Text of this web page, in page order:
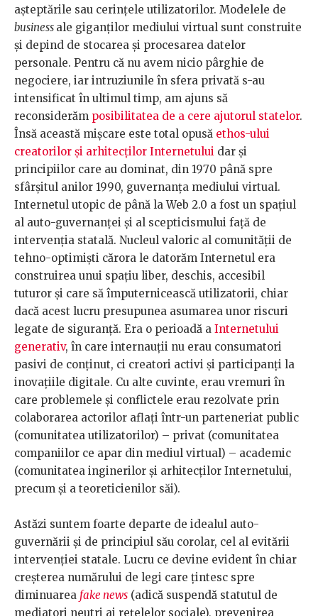
așteptările sau cerințele utilizatorilor. Modelele de
business ale giganților mediului virtual sunt construite
și depind de stocarea și procesarea datelor
personale. Pentru că nu avem nicio pârghie de
negociere, iar intruziunile în sfera privată s-au
intensificat în ultimul timp, am ajuns să
reconsiderăm posibilitatea de a cere ajutorul statelor.
Însă această mișcare este total opusă ethos-ului
creatorilor și arhitecților Internetului dar și
principiilor care au dominat, din 1970 până spre
sfârșitul anilor 1990, guvernanța mediului virtual.
Internetul utopic de până la Web 2.0 a fost un spațiul
al auto-guvernanței și al scepticismului față de
intervenția statală. Nucleul valoric al comunității de
tehno-optimiști cărora le datorăm Internetul era
construirea unui spațiu liber, deschis, accesibil
tuturor și care să împuternicească utilizatorii, chiar
dacă acest lucru presupunea asumarea unor riscuri
legate de siguranță. Era o perioadă a Internetului
generativ, în care internauții nu erau consumatori
pasivi de conținut, ci creatori activi și participanți la
inovațiile digitale. Cu alte cuvinte, erau vremuri în
care problemele și conflictele erau rezolvate prin
colaborarea actorilor aflați într-un parteneriat public
(comunitatea utilizatorilor) – privat (comunitatea
companiilor ce apar din mediul virtual) – academic
(comunitatea inginerilor și arhitecților Internetului,
precum și a teoreticienilor săi).
Astăzi suntem foarte departe de idealul auto-
guvernării și de principiul său corolar, cel al evitării
intervenției statale. Lucru ce devine evident în chiar
creșterea numărului de legi care țintesc spre
diminuarea fake news (adică suspendă statutul de
mediatori neutri ai rețelelor sociale), prevenirea